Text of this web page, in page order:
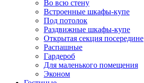
Во всю стену
Встроенные шкафы-купе
Под потолок
Раздвижные шкафы-купе
Открытая секция посередине
Распашные
Гардероб
Для маленького помещения
Эконом